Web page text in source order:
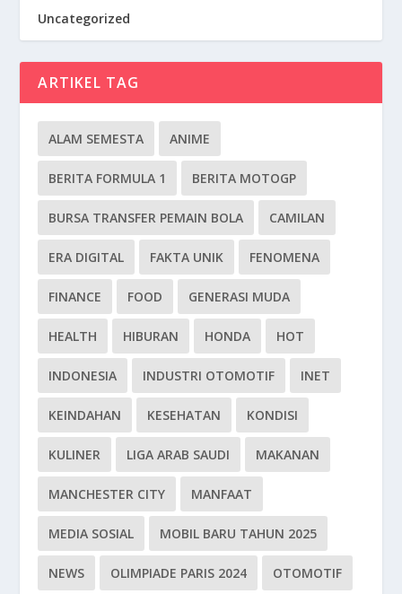
Uncategorized
ARTIKEL TAG
ALAM SEMESTA ANIME
BERITA FORMULA 1 BERITA MOTOGP
BURSA TRANSFER PEMAIN BOLA CAMILAN
ERA DIGITAL FAKTA UNIK FENOMENA
FINANCE FOOD GENERASI MUDA
HEALTH HIBURAN HONDA HOT
INDONESIA INDUSTRI OTOMOTIF INET
KEINDAHAN KESEHATAN KONDISI
KULINER LIGA ARAB SAUDI MAKANAN
MANCHESTER CITY MANFAAT
MEDIA SOSIAL MOBIL BARU TAHUN 2025
NEWS OLIMPIADE PARIS 2024 OTOMOTIF